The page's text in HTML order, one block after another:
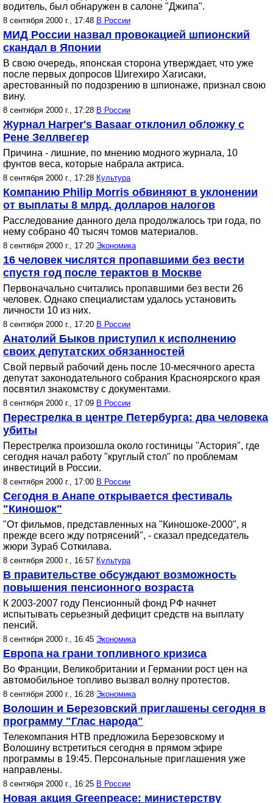
водитель, был обнаружен в салоне "Джипа".
8 сентября 2000 г., 17:48 В России
МИД России назвал провокацией шпионский
скандал в Японии
В свою очередь, японская сторона утверждает, что уже
после первых допросов Шигехиро Хагисаки,
арестованный по подозрению в шпионаже, признал свою
вину.
8 сентября 2000 г., 17:28 В России
Журнал Harper's Basaar отклонил обложку с
Рене Зеллвегер
Причина - лишние, по мнению модного журнала, 10
фунтов веса, которые набрала актриса.
8 сентября 2000 г., 17:28 Культура
Компанию Philip Morris обвиняют в уклонении
от выплаты 8 млрд. долларов налогов
Расследование данного дела продолжалось три года, по
нему собрано 40 тысяч томов материалов.
8 сентября 2000 г., 17:20 Экономика
16 человек числятся пропавшими без вести
спустя год после терактов в Москве
Первоначально считались пропавшими без вести 26
человек. Однако специалистам удалось установить
личности 10 из них.
8 сентября 2000 г., 17:20 В России
Анатолий Быков приступил к исполнению
своих депутатских обязанностей
Свой первый рабочий день после 10-месячного ареста
депутат законодательного собрания Красноярского края
посвятил знакомству с документами.
8 сентября 2000 г., 17:09 В России
Перестрелка в центре Петербурга: два человека
убиты
Перестрелка произошла около гостиницы "Астория", где
сегодня начал работу "круглый стол" по проблемам
инвестиций в России.
8 сентября 2000 г., 17:00 В России
Сегодня в Анапе открывается фестиваль
"Киношок"
"От фильмов, представленных на "Киношоке-2000", я
прежде всего жду потрясений", - сказал председатель
жюри Зураб Соткилава.
8 сентября 2000 г., 16:57 Культура
В правительстве обсуждают возможность
повышения пенсионного возраста
К 2003-2007 году Пенсионный фонд РФ начнет
испытывать серьезный дефицит средств на выплату
пенсий.
8 сентября 2000 г., 16:45 Экономика
Европа на грани топливного кризиса
Во Франции, Великобритании и Германии рост цен на
автомобильное топливо вызвал волну протестов.
8 сентября 2000 г., 16:28 Экономика
Волошин и Березовский приглашены сегодня в
программу "Глас народа"
Телекомпания НТВ предложила Березовскому и
Волошину встретиться сегодня в прямом эфире
программы в 19:45. Персональные приглашения уже
направлены.
8 сентября 2000 г., 16:25 В России
Новая акция Greenpeace: министерству